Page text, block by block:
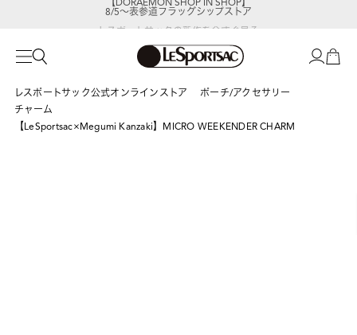
8/5～表参道フラッグシップストア
レスポートサック公式オンラインストア
ポーチ/アクセサリー
チャーム
【LeSportsac×Megumi Kanzaki】MICRO WEEKENDER CHARM